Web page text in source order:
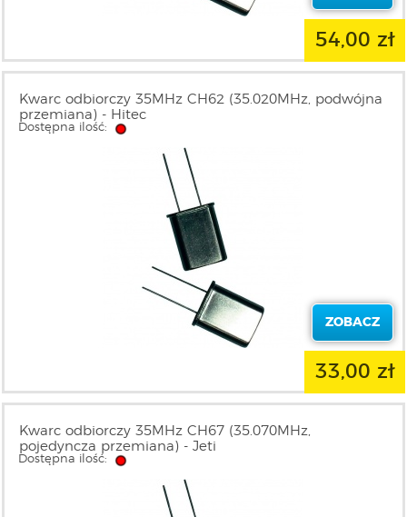
54,00 zł
Kwarc odbiorczy 35MHz CH62 (35.020MHz, podwójna
przemiana) - Hitec
Dostępna ilość:
ZOBACZ
33,00 zł
Kwarc odbiorczy 35MHz CH67 (35.070MHz,
pojedyncza przemiana) - Jeti
Dostępna ilość: